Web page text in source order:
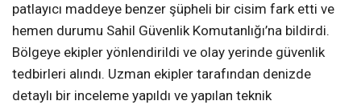
patlayıcı maddeye benzer şüpheli bir cisim fark etti ve
hemen durumu Sahil Güvenlik Komutanlığı’na bildirdi.
Bölgeye ekipler yönlendirildi ve olay yerinde güvenlik
tedbirleri alındı. Uzman ekipler tarafından denizde
detaylı bir inceleme yapıldı ve yapılan teknik